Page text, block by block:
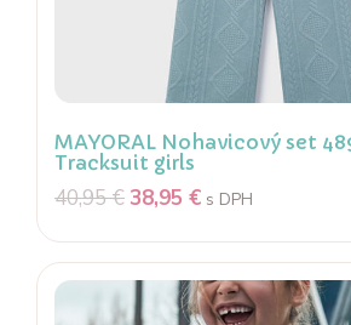
MAYORAL Nohavicový set
Tracksuit girls
40,95€ 38,95 € s DPH